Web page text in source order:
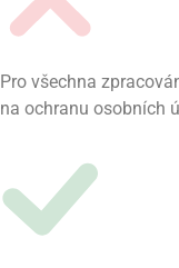
Pro všechna
na ochranu osobních